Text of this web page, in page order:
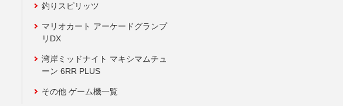
釣りスピリッツ
マリオカート アーケードグランプ
リDX
湾岸ミッドナイト マキシマムチュ
ーン 6RR PLUS
その他 ゲーム機一覧